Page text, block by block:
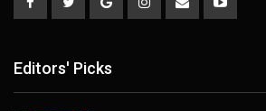
Editors' Picks